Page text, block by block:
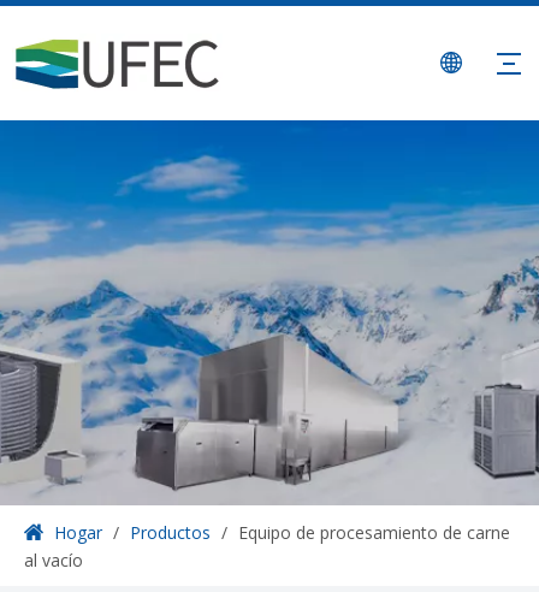
Hogar / Productos / Equipo de procesamiento de carne
al vacío